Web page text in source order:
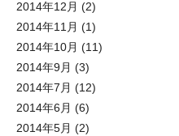
2014年12月 (2)
2014年11月 (1)
2014年10月 (11)
2014年9月 (3)
2014年7月 (12)
2014年6月 (6)
2014年5月 (2)